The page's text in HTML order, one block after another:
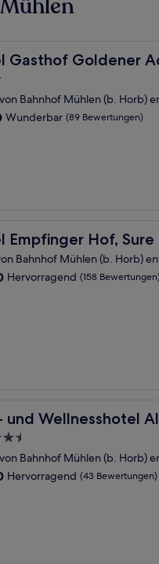
Gasthof Goldener
Goldener Adler
Bahnhof Mühlen (b. Horb)
Wunderbar (89 Bewertungen)
Empfinger Hof,
Hof, Sure Hotel
Bahnhof Mühlen (b. Horb)
Hervorragend (158 Bewertungen)
und Wellnesshotel
Wellnesshotel Albblick
Bahnhof Mühlen (b. Horb)
Hervorragend (43 Bewertungen)